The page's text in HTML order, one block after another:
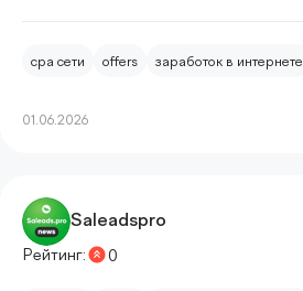
cpa сети offers заработок в интернете
01.06.2026
Saleadspro
Рейтинг: 0